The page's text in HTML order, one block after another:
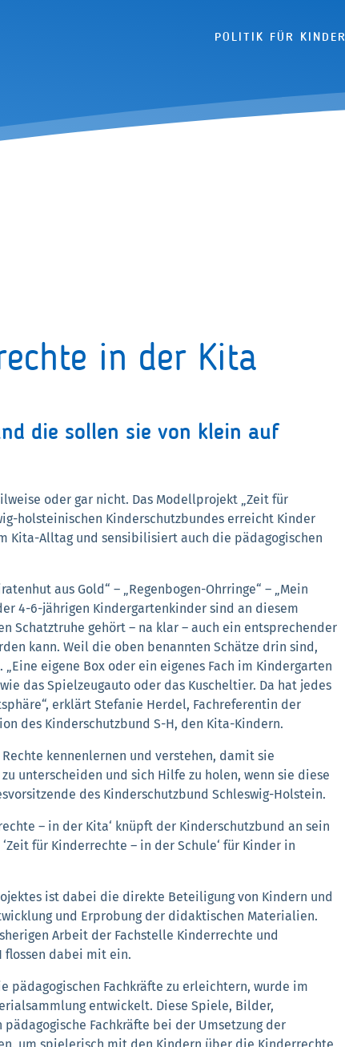
POLITIK FÜR KINDER
in der Kita
die sollen sie von klein auf
oder gar nicht. Das Modellprojekt „Zeit für
holsteinischen Kinderschutzbundes erreicht Kinder
Kita-Alltag und sensibilisiert auch die pädagogischen
aus Gold“ – „Regenbogen-Ohrringe“ – „Mein
4-6-jährigen Kindergartenkinder sind an diesem
Schatztruhe gehört – na klar – auch ein entsprechender
kann. Weil die oben benannten Schätze drin sind,
eigene Box oder ein eigenes Fach im Kindergarten
das Spielzeugauto oder das Kuscheltier. Da hat jedes
erklärt Stefanie Herdel, Fachreferentin der
des Kinderschutzbund S-H, den Kita-Kindern.
kennenlernen und verstehen, damit sie
unterscheiden und sich Hilfe zu holen, wenn sie diese
des Kinderschutzbund Schleswig-Holstein.
– in der Kita‘ knüpft der Kinderschutzbund an sein
für Kinderrechte – in der Schule‘ für Kinder in
ist dabei die direkte Beteiligung von Kindern und
und Erprobung der didaktischen Materialien.
Arbeit der Fachstelle Kinderrechte und
flossen dabei mit ein.
pädagogischen Fachkräfte zu erleichtern, wurde im
entwickelt. Diese Spiele, Bilder,
Fachkräfte bei der Umsetzung der
um spielerisch mit den Kindern über die Kinderrechte